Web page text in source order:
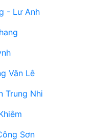
- Lư Anh
Văn Lê
Trung Nhi
Sơn